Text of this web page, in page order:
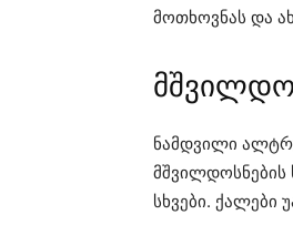
მოთხოვნას და
ნამდვილი
სხვები. ქალები